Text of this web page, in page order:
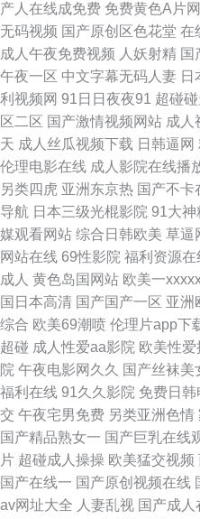
四虎影院最新地址 福利二页电影 美
日爱 久草免费新视频 久久精品久久
臀 另类综合专区婷婷 欧洲精品永久
偷拍色图亚洲 97人体视频 超碰97人
月天人体 岛国久久网 jk黑丝啪啪内
线97青青 99热这里有精力 91在线
抱起来打桩 亚洲干逼电影 97亚州色
片网站 内射美女九色91 青娱乐A片
啪 国产夫妻露脸 欧美色图欧美 俺去
小说 伊人AⅤ大香蕉 午夜污福利 午
热新网址是 国产盗摄AV 欧美变态
品 丝袜自慰一区 青青操网 亚洲黄色
产人在线成免费 免费黄色A片
无码视频 国产原创区色花堂 在
成人午夜免费视频 人妖射精 国
午夜一区 中文字幕无码人妻 日
利视频网 91日日夜夜91 超碰
区二区 国产激情视频网站 成人
天 成人丝瓜视频下载 日韩逼网
伦理电影在线 成人影院在线播
另类四虎 亚洲东京热 国产不卡
导航 日本三级光棍影院 91大神
媒观看网站 综合日韩欧美 草逼
网站在线 69性影院 福利资源在
成人 黄色岛国网站 欧美一
国日本高清 国产国产一区 亚洲
综合 欧美69潮喷 伦理片app下
超碰 成人性爱aa影院 欧美性爱
院 午夜电影网久久 国产丝袜美
福利在线 91久久影院 免费日韩
交 午夜宅男免费 另类亚洲色情
国产精品熟女一 国产巨乳在线
片 超碰成人操操 欧美猛交视频
国产在线一 国产原创视频在线
av网址大全 人妻乱视 国产成人